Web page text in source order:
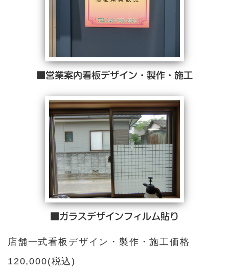
■営業案内看板デザイン・製作・施工
■ガラスデザインフィルム貼り
店舗一式看板デザイン・製作・施工価格
120,000(税込)